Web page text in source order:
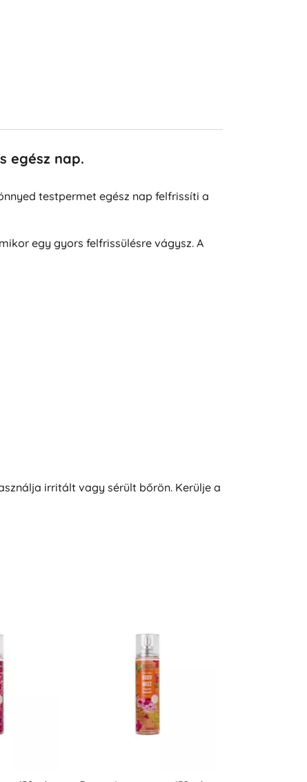
egész nap.
testpermet egész nap felfrissíti a
egy gyors felfrissülésre vágysz. A
irritált vagy sérült bőrön. Kerülje a